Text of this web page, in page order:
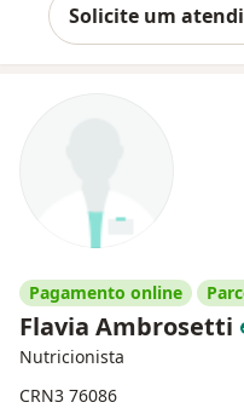
Solicite um
Pagamento online
Flavia Ambrosetti
Nutricionista
CRN3 76086